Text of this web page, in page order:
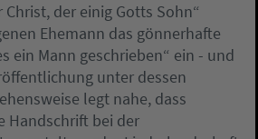
Christ, der einig Gotts Sohn“
Ehemann das gönnerhafte
ein Mann geschrieben“ ein - und
unter dessen
legt nahe, dass
Handschrift bei der